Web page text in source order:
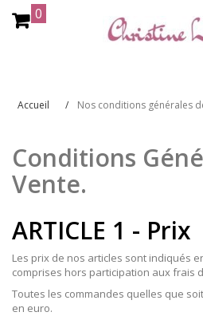
0
Accueil Nos conditions générales
Conditions
Vente.
ARTICLE 1 - Prix
Les prix de nos articles sont indiqués
comprises hors participation aux frais
Toutes les commandes quelles que
en euro.